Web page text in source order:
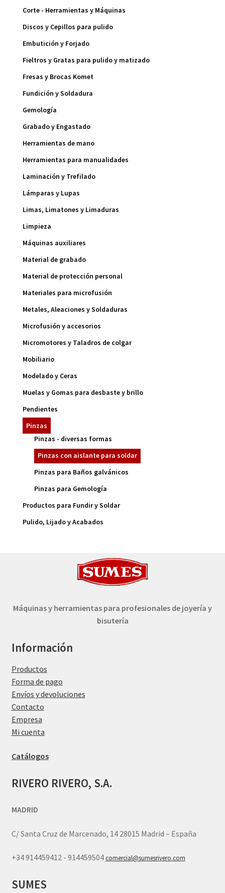
Corte - Herramientas y Máquinas
Discos y Cepillos para pulido
Embutición y Forjado
Fieltros y Gratas para pulido y matizado
Fresas y Brocas Komet
Fundición y Soldadura
Gemología
Grabado y Engastado
Herramientas de mano
Herramientas para manualidades
Laminación y Trefilado
Lámparas y Lupas
Limas, Limatones y Limaduras
Limpieza
Máquinas auxiliares
Material de grabado
Material de protección personal
Materiales para microfusión
Metales, Aleaciones y Soldaduras
Microfusión y accesorios
Micromotores y Taladros de colgar
Mobiliario
Modelado y Ceras
Muelas y Gomas para desbaste y brillo
Pendientes
Pinzas
Pinzas - diversas formas
Pinzas con aislante para soldar
Pinzas para Baños galvánicos
Pinzas para Gemología
Productos para Fundir y Soldar
Pulido, Lijado y Acabados
Máquinas y herramientas para profesionales de joyería y
bisutería
Información
Productos
Forma de pago
Envíos y devoluciones
Contacto
Empresa
Mi cuenta
Catálogos
RIVERO RIVERO, S.A.
MADRID
C/ Santa Cruz de Marcenado, 14 28015 Madrid – España
+34 914459412 - 914459504comercial@sumesrivero.com
SUMES